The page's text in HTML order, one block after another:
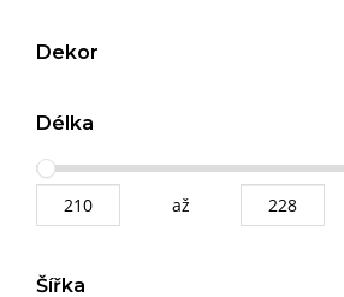
Dekor
Délka
až
Šířka